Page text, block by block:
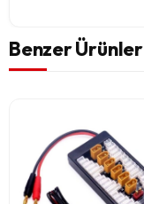
Benzer Ürünler